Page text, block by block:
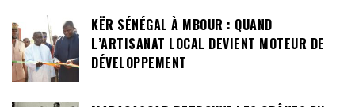
KËR SÉNÉGAL À MBOUR : QUAND
L’ARTISANAT LOCAL DEVIENT MOTEUR DE
DÉVELOPPEMENT